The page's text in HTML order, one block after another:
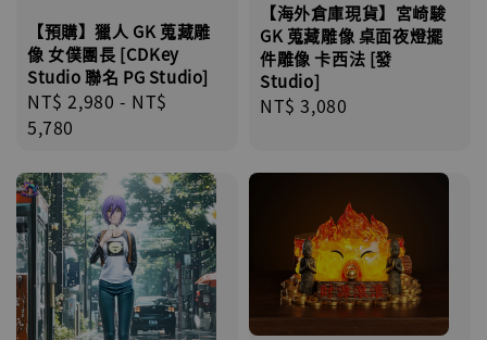
【預購】獵人 GK 蒐藏雕
像 女僕團長 [CDKey
Studio 聯名 PG Studio]
Regular
price
NT$ 2,980 - NT$
5,780
【海外倉庫現貨】宮崎駿
GK 蒐藏雕像 桌面夜燈擺
件雕像 卡西法 [發
Studio]
Regular
NT$ 3,080